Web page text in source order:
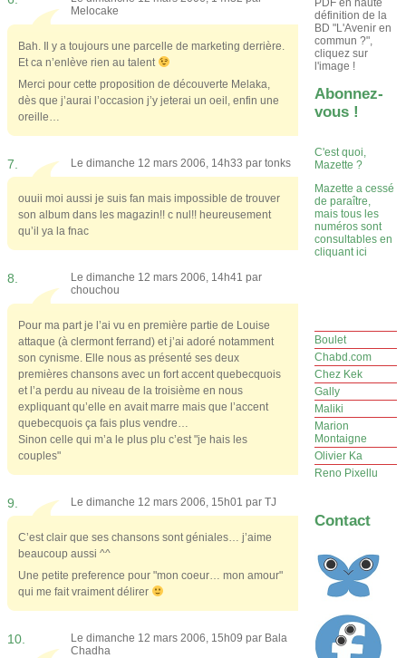
Melocake
Bah. Il y a toujours une parcelle de marketing derrière.
Et ca n’enlève rien au talent
Merci pour cette proposition de découverte Melaka,
dès que j’aurai l’occasion j’y jeterai un oeil, enfin une
oreille…
7. Le dimanche 12 mars 2006, 14h33 par tonks
ouuii moi aussi je suis fan mais impossible de trouver
son album dans les magazin!! c nul!! heureusement
qu’il ya la fnac
8.
Le dimanche 12 mars 2006, 14h41 par
chouchou
Pour ma part je l’ai vu en première partie de Louise
attaque (à clermont ferrand) et j’ai adoré notamment
son cynisme. Elle nous as présenté ses deux
premières chansons avec un fort accent quebecquois
et l’a perdu au niveau de la troisième en nous
expliquant qu’elle en avait marre mais que l’accent
quebecquois ça fais plus vendre…
Sinon celle qui m’a le plus plu c’est "je hais les
couples"
9. Le dimanche 12 mars 2006, 15h01 par TJ
C’est clair que ses chansons sont géniales… j’aime
beaucoup aussi ^^
Une petite preference pour "mon coeur… mon amour"
qui me fait vraiment délirer
10. Le dimanche 12 mars 2006, 15h09 par Bala
Chadha
définition de la
BD "L'Avenir en
commun ?",
cliquez sur
l'image !
Abonnez-
vous !
C'est quoi,
Mazette ?
Mazette a cessé
de paraître,
mais tous les
numéros sont
consultables en
cliquant ici
Boulet
Chabd.com
Chez Kek
Gally
Maliki
Marion
Montaigne
Olivier Ka
Reno Pixellu
Contact